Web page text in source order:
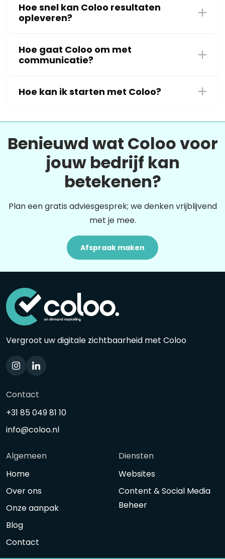
Hoe snel kan Coloo resultaten
opleveren?
Hoe gaat Coloo om met
communicatie?
Hoe kan ik starten met Coloo?
Benieuwd wat Coloo voor
jouw bedrijf kan
betekenen?
Plan een gratis adviesgesprek; we denken vrijblijvend
met je mee.
Afspraak maken
Vergroot uw digitale zichtbaarheid met Coloo
Contact
+31 85 049 81 10
info@coloo.nl
Algemeen
Home
Over ons
Onze aanpak
Blog
Contact
Diensten
Websites
Content & Social Media
Beheer